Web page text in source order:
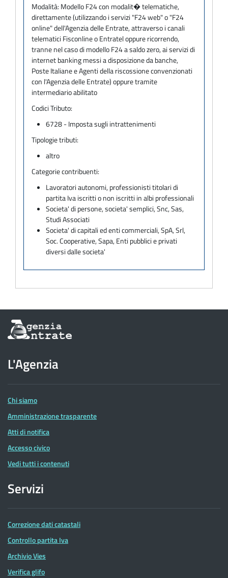
Modalità: Modello F24 con modalit� telematiche,
direttamente (utilizzando i servizi "F24 web" o "F24
online" dell'Agenzia delle Entrate, attraverso i canali
telematici Fisconline o Entratel oppure ricorrendo,
tranne nel caso di modello F24 a saldo zero, ai servizi di
internet banking messi a disposizione da banche,
Poste Italiane e Agenti della riscossione convenzionati
con l'Agenzia delle Entrate) oppure tramite
intermediario abilitato
Codici Tributo:
6728 - Imposta sugli intrattenimenti
Tipologie tributi:
altro
Categorie contribuenti:
Lavoratori autonomi, professionisti titolari di
partita Iva iscritti o non iscritti in albi professionali
Societa' di persone, societa' semplici, Snc, Sas,
Studi Associati
Societa' di capitali ed enti commerciali, SpA, Srl,
Soc. Cooperative, Sapa, Enti pubblici e privati
diversi dalle societa'
Informazioni
sul
dell'Agenzia
delle
Entrate
L'Agenzia
Chi siamo
Amministrazione trasparente
Atti di notifica
Accesso civico
Vedi tutti i contenuti
Servizi
Correzione dati catastali
Controllo partita Iva
Archivio Vies
Verifica glifo